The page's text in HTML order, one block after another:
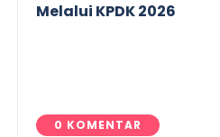
Melalui KPDK 2026
0 KOMENTAR